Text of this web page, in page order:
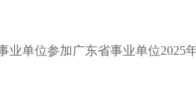
单位参加广东省事业单位2025